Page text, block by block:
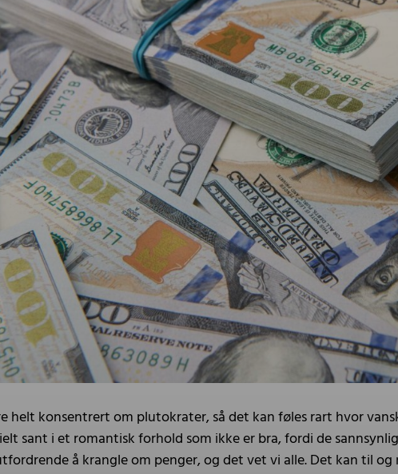
helt konsentrert om plutokrater, så det kan føles rart hvor
sant i et romantisk forhold som ikke er bra, fordi de
å krangle om penger, og det vet vi alle. Det kan til og